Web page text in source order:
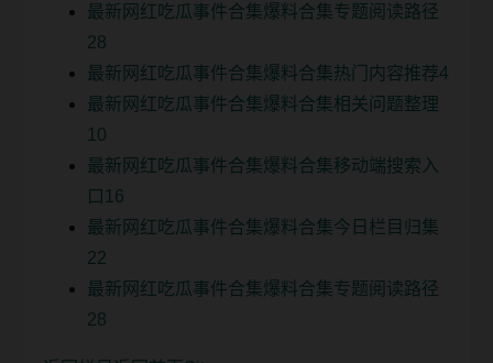
最新网红吃瓜事件合集爆料合集专题阅读路径
28
最新网红吃瓜事件合集爆料合集热门内容推荐4
最新网红吃瓜事件合集爆料合集相关问题整理
10
最新网红吃瓜事件合集爆料合集移动端搜索入
口16
最新网红吃瓜事件合集爆料合集今日栏目归集
22
最新网红吃瓜事件合集爆料合集专题阅读路径
28